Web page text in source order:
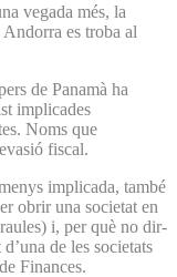
vegada més, la
es troba al
de Panamà ha
implicades
Noms que
fiscal.
implicada, també
obrir una societat en
i, per què no dir-
de les societats
Finances.